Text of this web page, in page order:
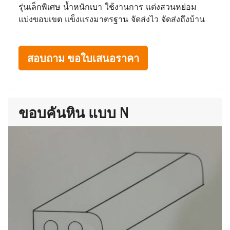
รุ่นเล็กพิเศษ น้ำหนักเบา ใช้งานการ แต่งสวนหย่อม
แบ่งขอบเขต แข็งแรงมาตรฐาน จัดส่งไว จัดส่งถึงบ้าน
สอบถาม ขอใบเสนอราคา
ขอบคันหิน แบบ N